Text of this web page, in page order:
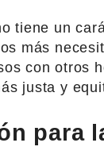
tiene un
más
con otros
justa y
para